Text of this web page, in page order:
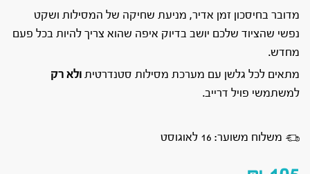
מדובר בחיסכון זמן אדיר, מניעת שחיקה של המסילות ושקט
נפשי שהציוד שלכם יושב בדיוק איפה שהוא צריך להיות בכל פעם
מחדש.
מתאים לכל גלשן עם מערכת מסילות סטנדרטית ולא רק
למשתמשי פויל דרייב.
משלוח משוער: 16 לאוגוסט